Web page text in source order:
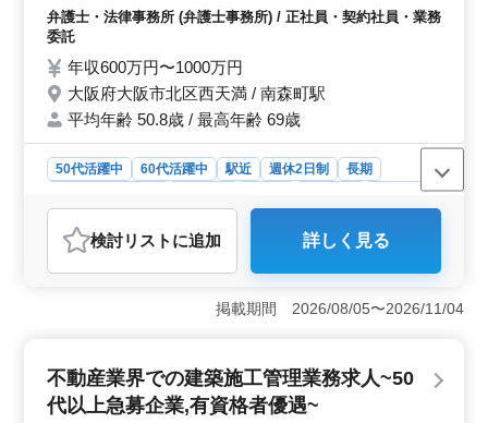
収 ・再編 ・高齢者・障害者の財産管理，介
上新規採用実績あり 年齢ではなく経験のあ
るベテラン層を歓迎致します！ 皆様のご応
募お待ちしております！
弁護士・法律事務所 (弁護士事務所) / 正社員・契約社員・業務
委託
年収600万円〜1000万円
大阪府大阪市北区西天満 / 南森町駅
平均年齢 50.8歳 / 最高年齢 69歳
50代活躍中 60代活躍中 駅近 週休2日制
長期
業務委託
おすすめポイント
＜ベテラン経験者歓迎＞ 法律事務所での弁護士を募集
しています。不動産取引や離婚・相続、交通事故など多
岐にわたる案件に携われます。シニア世代も大歓迎で
者・障害者の財産管理まで、広範な案件が魅力になりま
す。駅徒歩圏内で通勤も便利です。経験豊富なベテラン
検討リスト に追加 詳しく見る
掲載期間 2026/08/05〜2026/11/04
不動産業界での建築施工管理業務求人~50
代以上急募企業,有資格者優遇~